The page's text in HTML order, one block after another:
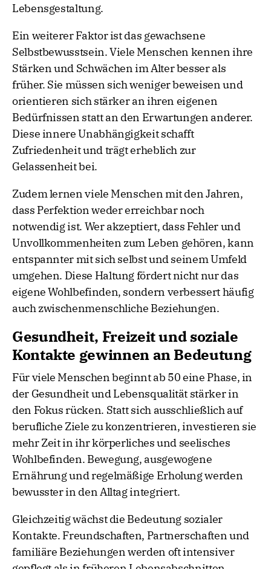
Lebensgestaltung.
Ein weiterer Faktor ist das gewachsene
Selbstbewusstsein. Viele Menschen kennen ihre
Stärken und Schwächen im Alter besser als
früher. Sie müssen sich weniger beweisen und
orientieren sich stärker an ihren eigenen
Bedürfnissen statt an den Erwartungen anderer.
Diese innere Unabhängigkeit schafft
Zufriedenheit und trägt erheblich zur
Gelassenheit bei.
Zudem lernen viele Menschen mit den Jahren,
dass Perfektion weder erreichbar noch
notwendig ist. Wer akzeptiert, dass Fehler und
Unvollkommenheiten zum Leben gehören, kann
entspannter mit sich selbst und seinem Umfeld
umgehen. Diese Haltung fördert nicht nur das
eigene Wohlbefinden, sondern verbessert häufig
auch zwischenmenschliche Beziehungen.
Gesundheit, Freizeit und soziale
Kontakte gewinnen an Bedeutung
Für viele Menschen beginnt ab 50 eine Phase, in
der Gesundheit und Lebensqualität stärker in
den Fokus rücken. Statt sich ausschließlich auf
berufliche Ziele zu konzentrieren, investieren sie
mehr Zeit in ihr körperliches und seelisches
Wohlbefinden. Bewegung, ausgewogene
Ernährung und regelmäßige Erholung werden
bewusster in den Alltag integriert.
Gleichzeitig wächst die Bedeutung sozialer
Kontakte. Freundschaften, Partnerschaften und
familiäre Beziehungen werden oft intensiver